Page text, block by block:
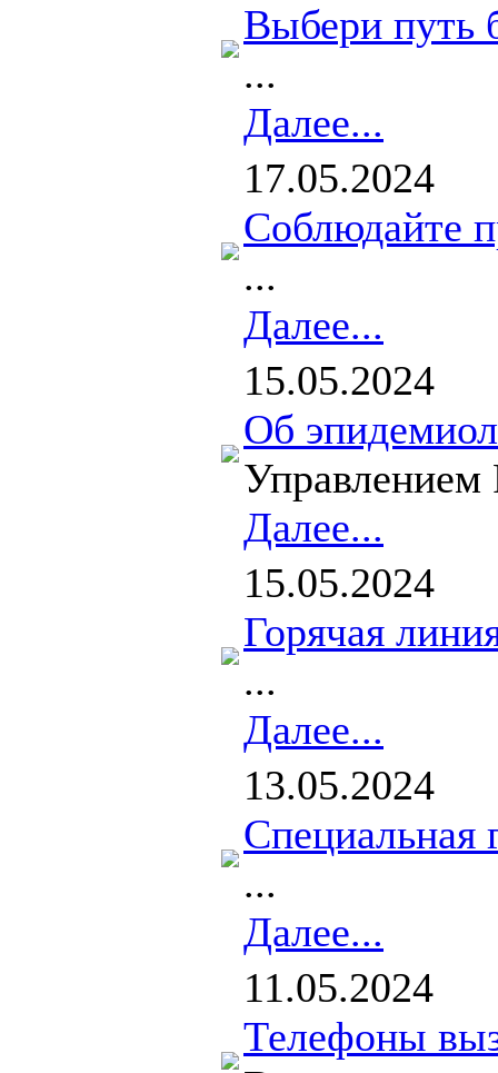
Выбери путь
...
Далее...
17.05.2024
Соблюдайте
...
Далее...
15.05.2024
Об
Управлением
Далее...
15.05.2024
Горячая
...
Далее...
13.05.2024
Специальная
...
Далее...
11.05.2024
Телефоны